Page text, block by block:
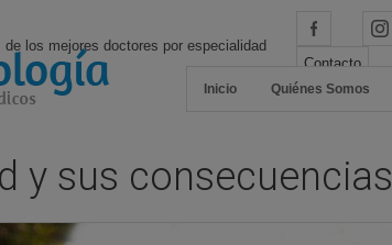
de los mejores doctores por especialidad
Contacto
Inicio Quiénes Somos
y sus consecuencias